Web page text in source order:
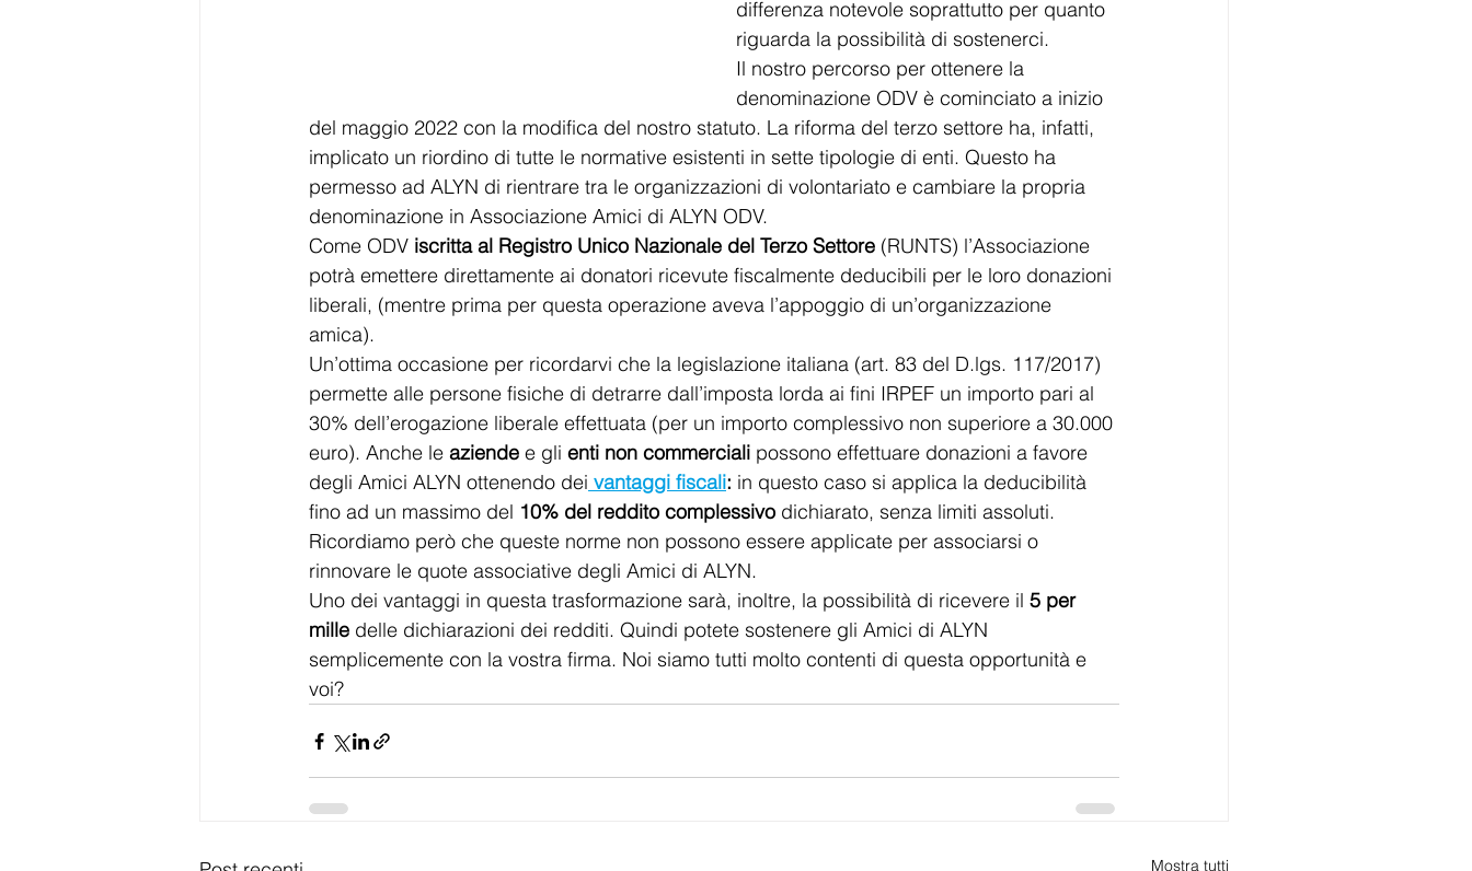
differenza notevole soprattutto per quanto
riguarda la possibilità di sostenerci.
Il nostro percorso per ottenere la
denominazione ODV è cominciato a inizio
del maggio 2022 con la modifica del nostro statuto. La riforma del terzo settore ha, infatti,
implicato un riordino di tutte le normative esistenti in sette tipologie di enti. Questo ha
permesso ad ALYN di rientrare tra le organizzazioni di volontariato e cambiare la propria
denominazione in Associazione Amici di ALYN ODV.
Come ODV iscritta al Registro Unico Nazionale del Terzo Settore (RUNTS) l’Associazione
potrà emettere direttamente ai donatori ricevute fiscalmente deducibili per le loro donazioni
liberali, (mentre prima per questa operazione aveva l’appoggio di un’organizzazione
amica).
Un’ottima occasione per ricordarvi che la legislazione italiana (art. 83 del D.lgs. 117/2017)
permette alle persone fisiche di detrarre dall’imposta lorda ai fini IRPEF un importo pari al
30% dell’erogazione liberale effettuata (per un importo complessivo non superiore a 30.000
euro). Anche le aziende e gli enti non commerciali possono effettuare donazioni a favore
degli Amici ALYN ottenendo dei vantaggi fiscali: in questo caso si applica la deducibilità
fino ad un massimo del 10% del reddito complessivo dichiarato, senza limiti assoluti.
Ricordiamo però che queste norme non possono essere applicate per associarsi o
rinnovare le quote associative degli Amici di ALYN.
Uno dei vantaggi in questa trasformazione sarà, inoltre, la possibilità di ricevere il 5 per
mille delle dichiarazioni dei redditi. Quindi potete sostenere gli Amici di ALYN
semplicemente con la vostra firma. Noi siamo tutti molto contenti di questa opportunità e
voi?
Mostra tutti